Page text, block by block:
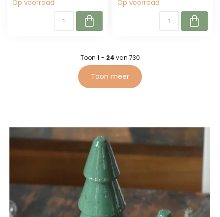
Op voorraad Op voorraad
Toon 1 - 24 van 730
Toon meer